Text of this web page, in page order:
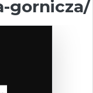
gornicza/